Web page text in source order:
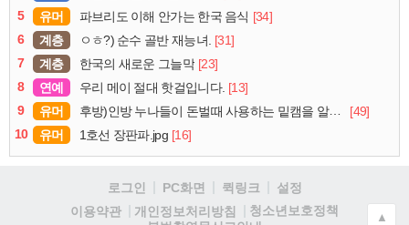
5
유머 파브리도 이해 안가는 한국 음식 [34]
6
계층 ㅇㅎ?) 순수 골반 재능녀. [31]
7
계층 한국의 새로운 그늘막 [23]
8
연예 우리 메이 절대 핫걸입니다. [13]
9
유머 후방)인방 누나들이 돈벌때 사용하는 밑캠을 알아보자
[49]
10
유머 1호선 장판파.jpg [16]
로그인 PC화면 퀵링크
설정
이용약관
개인정보처리방침
청소년보호정책
▲